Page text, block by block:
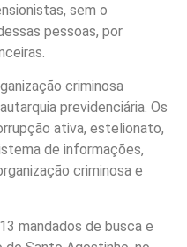
sem o
pessoas, por
criminosa
previdenciária. Os
ativa, estelionato,
de informações,
criminosa e
mandados de busca e